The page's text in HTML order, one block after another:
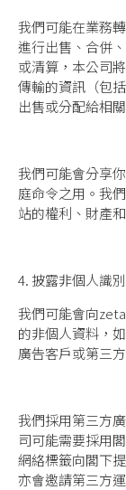
我們可能在業務
進行出售、合併
或清算，本公司
傳輸的資訊（包
出售或分配給相
我們可能會分享
庭命令之用。我
站的權利、財產
4. 披露非個人識
我們可能會向
的非個人資料，
廣告客戶或第三
我們採用第三方
司可能需要採用
網絡標籤向閣下
亦會邀請第三方